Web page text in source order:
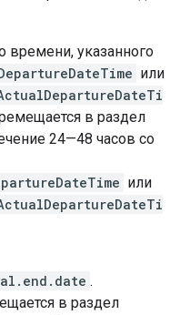
времени, указанного
или
в раздел
24—48 часов со
или
.
в раздел